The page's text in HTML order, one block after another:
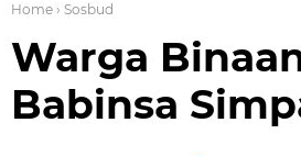
Home › Sosbud
Warga
Babinsa